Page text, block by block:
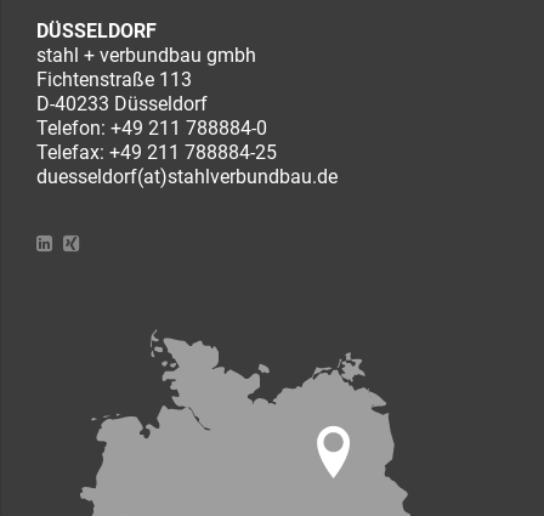
DÜSSELDORF
stahl + verbundbau gmbh
Fichtenstraße 113
D-40233 Düsseldorf
Telefon: +49 211 788884-0
Telefax: +49 211 788884-25
duesseldorf(at)stahlverbundbau.de